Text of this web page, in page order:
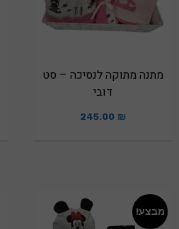
מתנה מתוקה לנסיכה – סט
דובי
245.00 ₪
מבצע!